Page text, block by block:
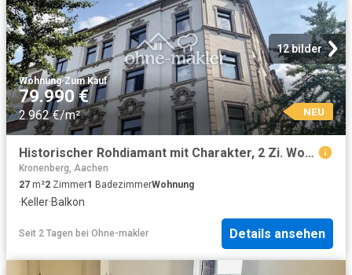
12 bilder
Wohnung·Zum Kauf
79.990 €
2.962 €/m² NEU
Historischer Rohdiamant mit Charakter, 2 Zi. Wohnung denkmalgeschützt vermietet
Kronenberg, Aachen
27 m²2 Zimmer1 BadezimmerWohnung
·Keller·Balkon
Seit 2 Tagen bei Ohne-makler Details ansehen